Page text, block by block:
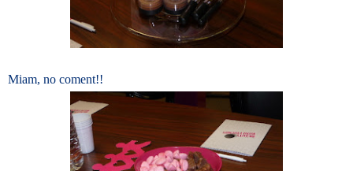
Miam, no coment!!